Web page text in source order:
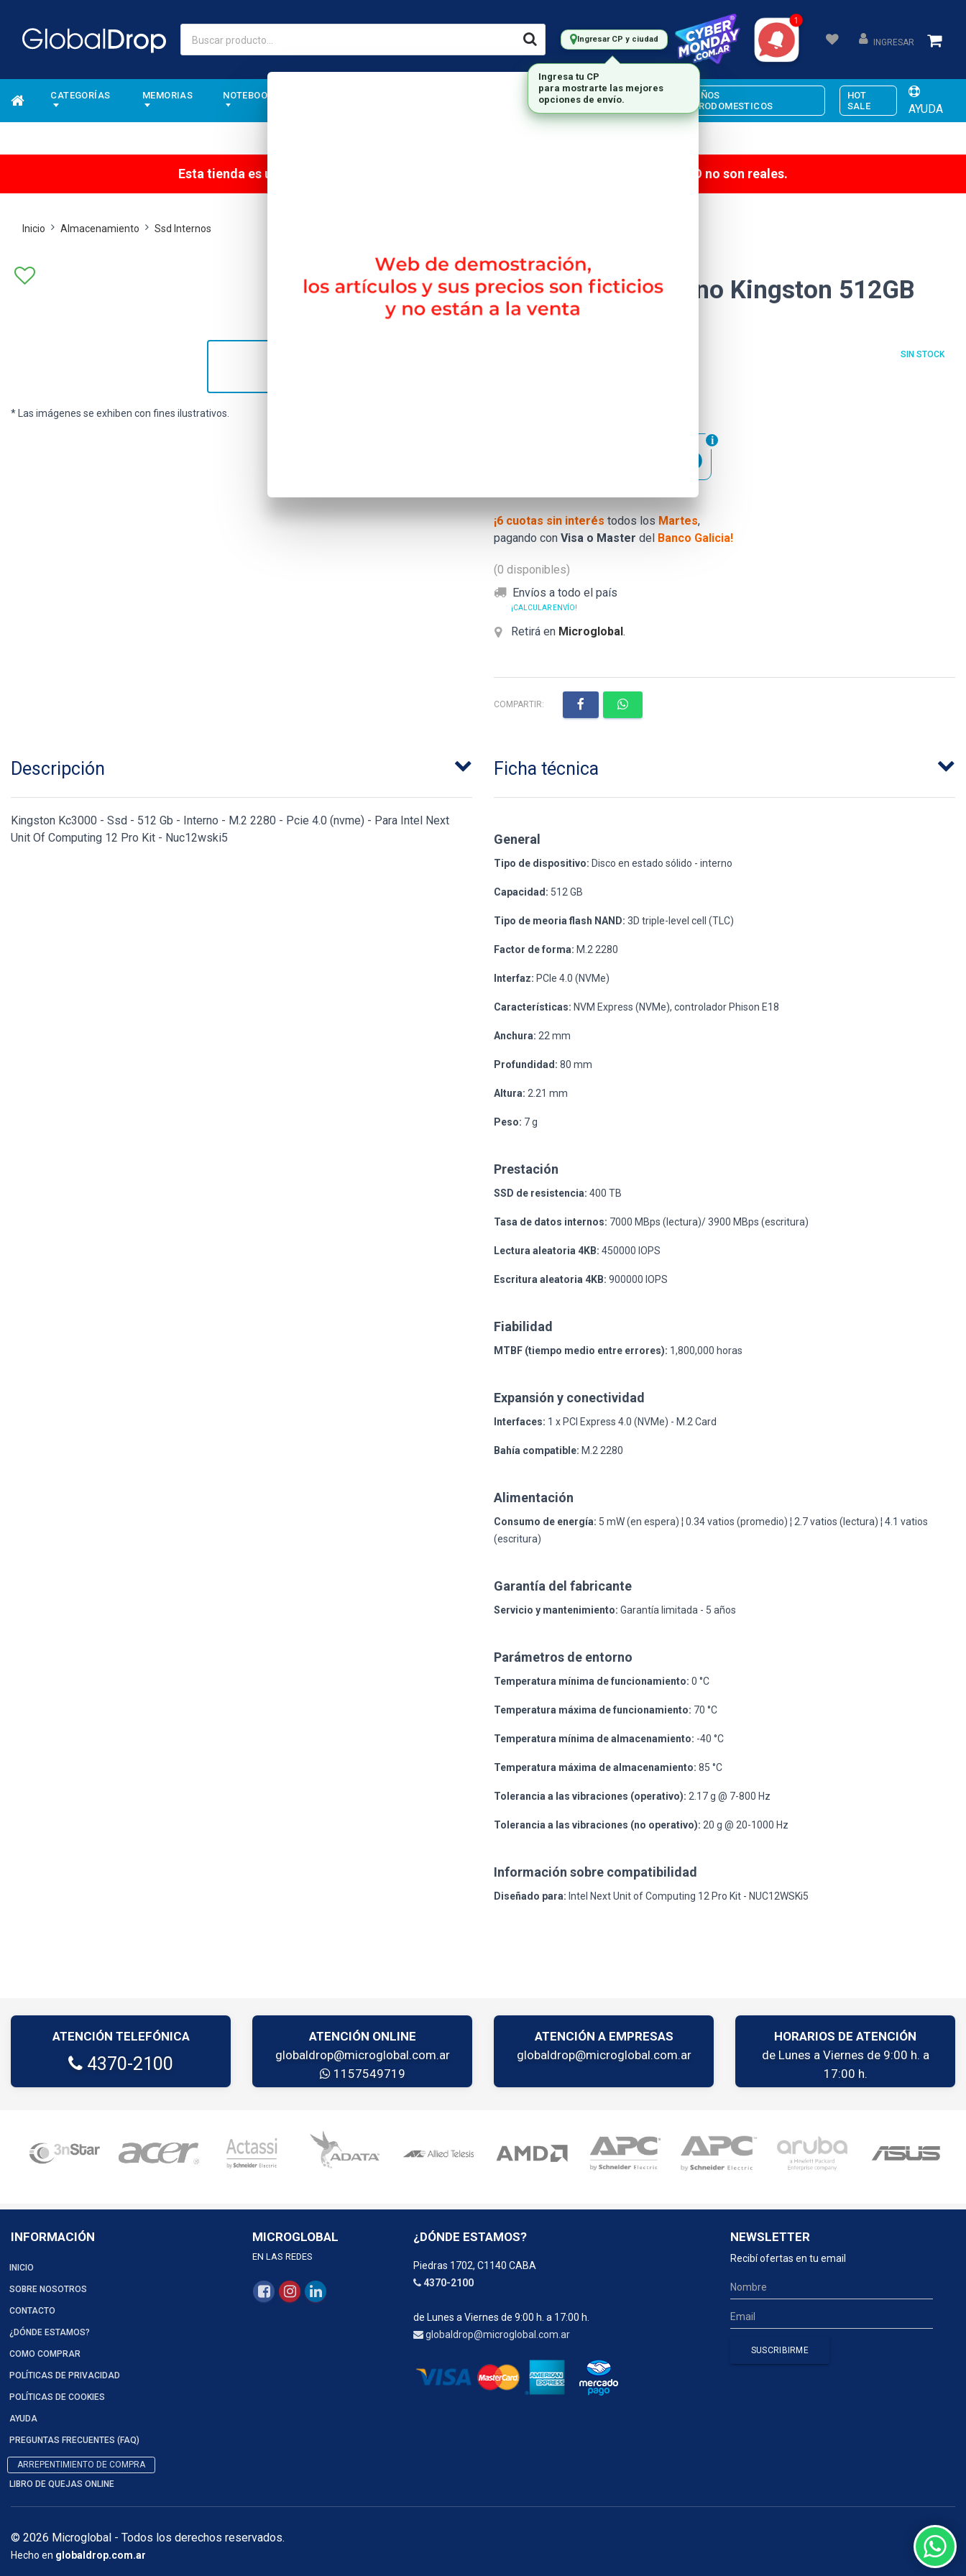
Ingresar CP y ciudad INGRESAR
CATEGORÍAS MEMORIAS NOTEBOOKS MONITORES MARCAS
PEQUEÑOS
ELECTRODOMESTICOS
HOT
SALE
AYUDA
Esta tienda es una tienda DEMO, por lo tanto los productos y su correspondiente PRECIO no son reales.
Inicio Almacenamiento Ssd Internos
* Las imágenes se exhiben con fines ilustrativos.
Disco Solido Interno Kingston 512GB
KC3000 M.2 2280
SIN STOCK
$479.306
¡6 cuotas sin interés todos los Martes,
pagando con Visa o Master del Banco Galicia!
(0 disponibles)
Envíos a todo el país
¡CALCULAR ENVÍO!
Retirá en Microglobal.
COMPARTIR:
Descripción
Kingston Kc3000 - Ssd - 512 Gb - Interno - M.2 2280 - Pcie 4.0 (nvme) - Para Intel Next
Unit Of Computing 12 Pro Kit - Nuc12wski5
Ficha técnica
General
Tipo de dispositivo: Disco en estado sólido - interno
Capacidad: 512 GB
Tipo de meoria flash NAND: 3D triple-level cell (TLC)
Factor de forma: M.2 2280
Interfaz: PCIe 4.0 (NVMe)
Características: NVM Express (NVMe), controlador Phison E18
Anchura: 22 mm
Profundidad: 80 mm
Altura: 2.21 mm
Peso: 7 g
Prestación
SSD de resistencia: 400 TB
Tasa de datos internos: 7000 MBps (lectura)/ 3900 MBps (escritura)
Lectura aleatoria 4KB: 450000 IOPS
Escritura aleatoria 4KB: 900000 IOPS
Fiabilidad
MTBF (tiempo medio entre errores): 1,800,000 horas
Expansión y conectividad
Interfaces: 1 x PCI Express 4.0 (NVMe) - M.2 Card
Bahía compatible: M.2 2280
Alimentación
Consumo de energía: 5 mW (en espera) ¦ 0.34 vatios (promedio) ¦ 2.7 vatios (lectura) ¦ 4.1 vatios
(escritura)
Garantía del fabricante
Servicio y mantenimiento: Garantía limitada - 5 años
Parámetros de entorno
Temperatura mínima de funcionamiento: 0 °C
Temperatura máxima de funcionamiento: 70 °C
Temperatura mínima de almacenamiento: -40 °C
Temperatura máxima de almacenamiento: 85 °C
Tolerancia a las vibraciones (operativo): 2.17 g @ 7-800 Hz
Tolerancia a las vibraciones (no operativo): 20 g @ 20-1000 Hz
Información sobre compatibilidad
Diseñado para: Intel Next Unit of Computing 12 Pro Kit - NUC12WSKi5
ATENCIÓN TELEFÓNICA
4370-2100
ATENCIÓN ONLINE
globaldrop@microglobal.com.ar
1157549719
ATENCIÓN A EMPRESAS
globaldrop@microglobal.com.ar
HORARIOS DE ATENCIÓN
de Lunes a Viernes de 9:00 h. a
17:00 h.
INFORMACIÓN
INICIO
SOBRE NOSOTROS
CONTACTO
¿DÓNDE ESTAMOS?
COMO COMPRAR
POLÍTICAS DE PRIVACIDAD
POLÍTICAS DE COOKIES
AYUDA
PREGUNTAS FRECUENTES (FAQ)
ARREPENTIMIENTO DE COMPRA
LIBRO DE QUEJAS ONLINE
MICROGLOBAL
EN LAS REDES
¿DÓNDE ESTAMOS?
Piedras 1702, C1140 CABA
4370-2100
de Lunes a Viernes de 9:00 h. a 17:00 h.
globaldrop@microglobal.com.ar
NEWSLETTER
Recibí ofertas en tu email
© 2026 Microglobal - Todos los derechos reservados.
Hecho en globaldrop.com.ar